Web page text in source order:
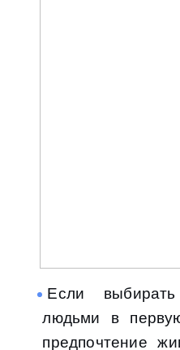
Если
людьми в
предпочтение